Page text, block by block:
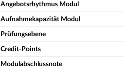
Angebotsrhythmus Modul
Aufnahmekapazität Modul
Prüfungsebene
Credit-Points
Modulabschlussnote